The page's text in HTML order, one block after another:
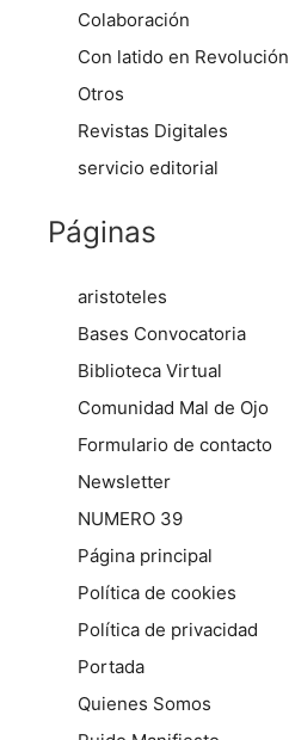
Colaboración
Con latido en Revolución
Otros
Revistas Digitales
servicio editorial
Páginas
aristoteles
Bases Convocatoria
Biblioteca Virtual
Comunidad Mal de Ojo
Formulario de contacto
Newsletter
NUMERO 39
Página principal
Política de cookies
Política de privacidad
Portada
Quienes Somos